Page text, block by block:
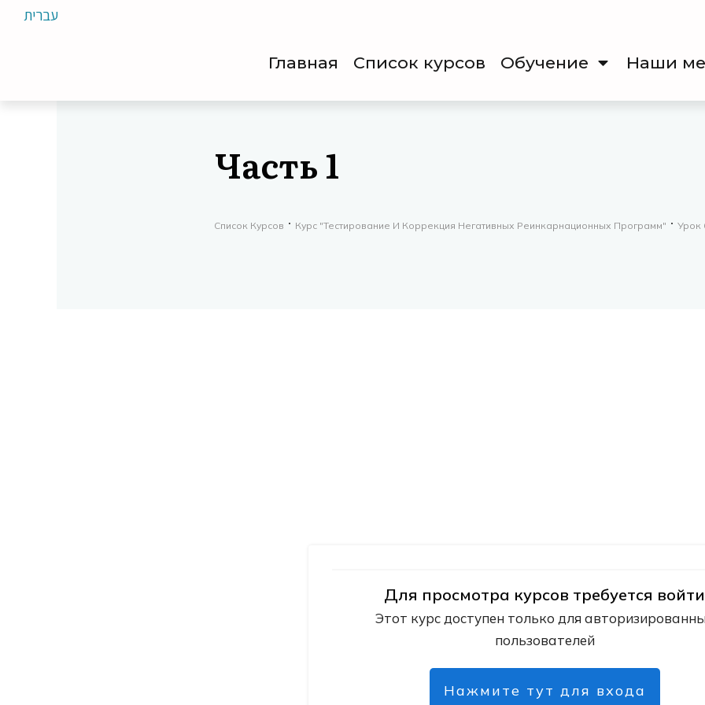
עברית
Главная Список курсов Обучение Наши
Часть 1
Список Курсов Курс "Тестирование И Коррекция Негативных Реинкарнационных Программ" Урок
Для просмотра курсов требуется войти
Этот курс доступен только для
пользователей
Нажмите тут для входа